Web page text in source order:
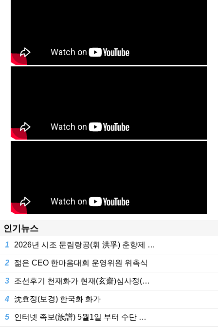
인기뉴스
1 2026년 시조 문림랑공(휘 洪孚) 춘향제 …
2 젊은 CEO 한마음대회 운영위원 위촉식
3 조선후기 천재화가 현재(玄齋)심사정(…
4 沈효정(보경) 한국화 화가
5 인터넷 족보(族譜) 5월1일 부터 수단 …